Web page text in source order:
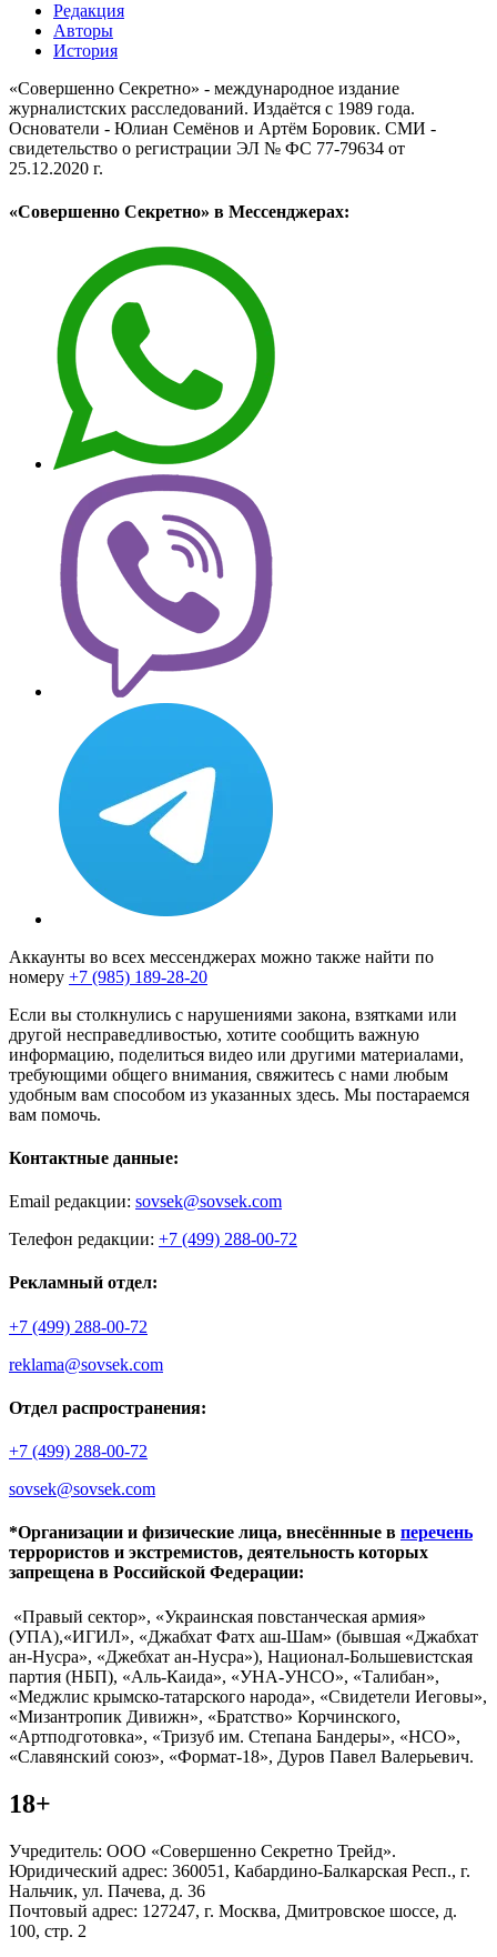
Редакция
Авторы
История
«Совершенно Секретно» - международное издание
журналистских расследований. Издаётся с 1989 года.
Основатели - Юлиан Семёнов и Артём Боровик. CМИ -
свидетельство о регистрации ЭЛ № ФС 77-79634 от
25.12.2020 г.
«Совершенно Секретно» в Мессенджерах:
Аккаунты во всех мессенджерах можно также найти по
номеру +7 (985) 189-28-20
Если вы столкнулись с нарушениями закона, взятками или
другой несправедливостью, хотите сообщить важную
информацию, поделиться видео или другими материалами,
требующими общего внимания, свяжитесь с нами любым
удобным вам способом из указанных здесь. Мы постараемся
вам помочь.
Контактные данные:
Email редакции: sovsek@sovsek.com
Телефон редакции: +7 (499) 288-00-72
Рекламный отдел:
+7 (499) 288-00-72
reklama@sovsek.com
Отдел распространения:
+7 (499) 288-00-72
sovsek@sovsek.com
*Организации и физические лица, внесённные в перечень
террористов и экстремистов, деятельность которых
запрещена в Российской Федерации:
«Правый сектор», «Украинская повстанческая армия»
(УПА),«ИГИЛ», «Джабхат Фатх аш-Шам» (бывшая «Джабхат
ан-Нусра», «Джебхат ан-Нусра»), Национал-Большевистская
партия (НБП), «Аль-Каида», «УНА-УНСО», «Талибан»,
«Меджлис крымско-татарского народа», «Свидетели Иеговы»,
«Мизантропик Дивижн», «Братство» Корчинского,
«Артподготовка», «Тризуб им. Степана Бандеры», «НСО»,
«Славянский союз», «Формат-18», Дуров Павел Валерьевич.
18+
Учредитель: ООО «Совершенно Секретно Трейд».
Юридический адрес: 360051, Кабардино-Балкарская Респ., г.
Нальчик, ул. Пачева, д. 36
Почтовый адрес: 127247, г. Москва, Дмитровское шоссе, д.
100, стр. 2